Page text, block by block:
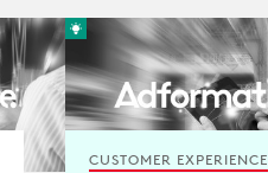
CUSTOMER EXPERIENCE